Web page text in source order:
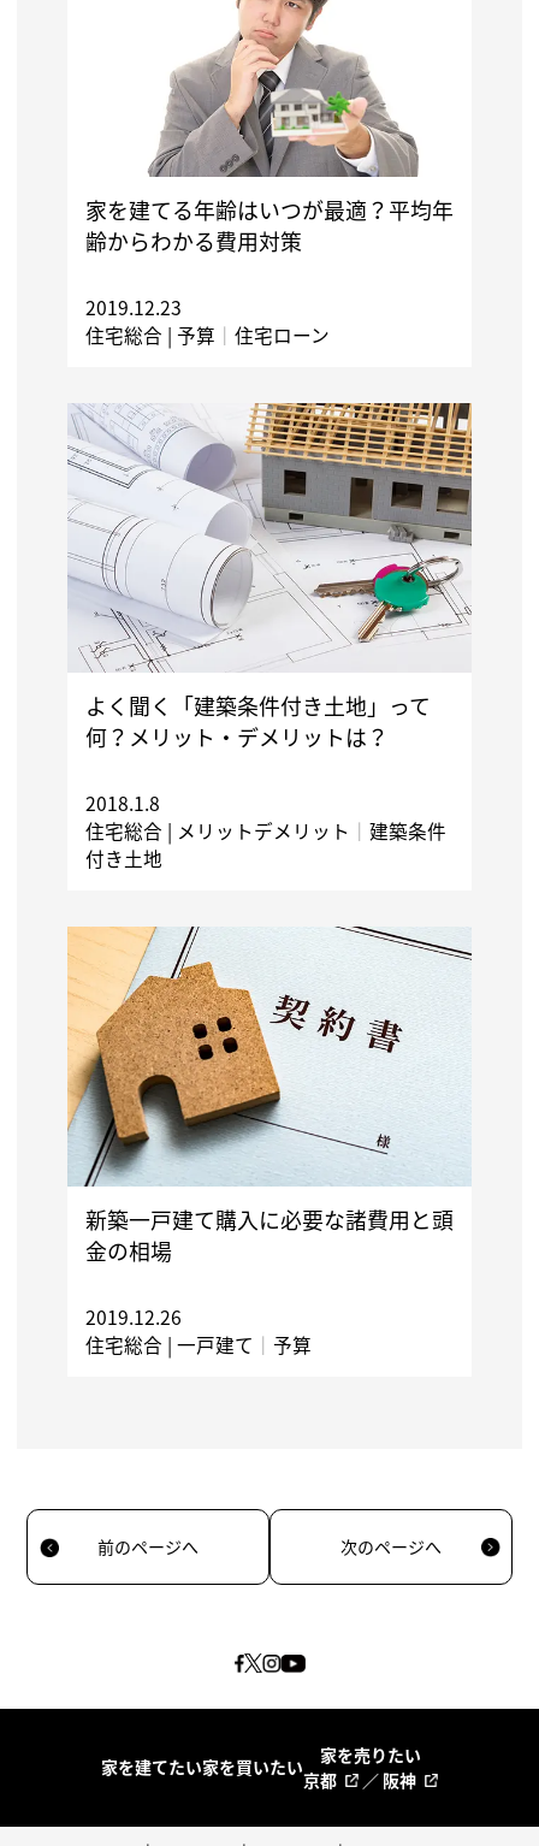
家を建てる年齢はいつが最適？平均年
齢からわかる費用対策
2019.12.23
住宅総合 | 予算 ｜ 住宅ローン
よく聞く「建築条件付き土地」って
何？メリット・デメリットは？
2018.1.8
住宅総合 | メリットデメリット ｜ 建築条件
付き土地
新築一戸建て購入に必要な諸費用と頭
金の相場
2019.12.26
住宅総合 | 一戸建て ｜ 予算
前のページへ 次のページへ
家を建てたい家を買いたい
家を売りたい
京都
／ 阪神